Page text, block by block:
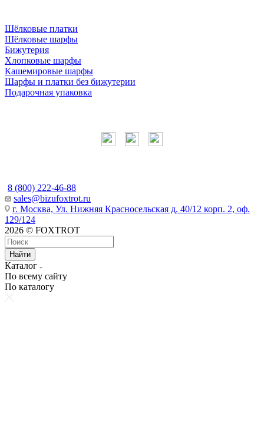
Шёлковые платки
Шёлковые шарфы
Бижутерия
Хлопковые шарфы
Кашемировые шарфы
Шарфы и платки без бижутерии
Подарочная упаковка
8 (800) 222-46-88
sales@bizufoxtrot.ru
г. Москва, Ул. Нижняя Красносельская д. 40/12 корп. 2, оф.
129/124
2026 © FOXTROT
Найти
Каталог
По всему сайту
По каталогу